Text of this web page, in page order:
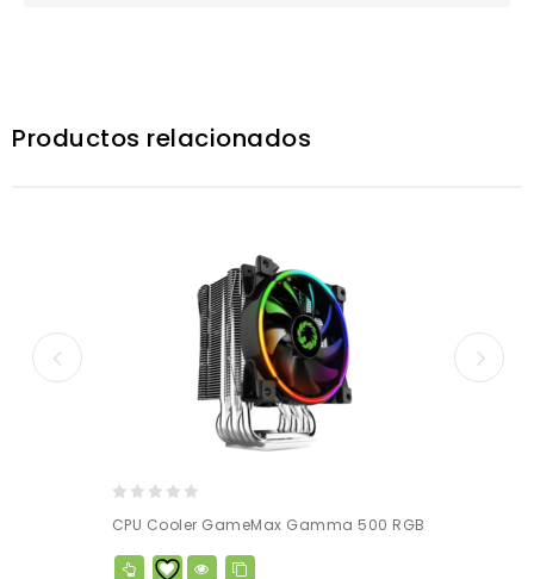
Productos relacionados
out
of
CPU Cooler GameMax Gamma 500 RGB